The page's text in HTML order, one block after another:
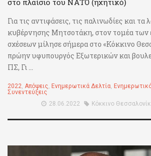
Για τις αντιφάσεις, τις παλινωδίες και τα
κυβέρνησης Μητσοτάκη, στον τομέα των
σχέσεων μίλησε σήμερα στο «Κόκκινο
πρώην υφυπουργός Εξωτερικών και
ΠΣ, Γι ...
2022 Απόψεις Ενημερωτικά Δελτία
Συνεντεύξεις
28.06.2022
Κόκκινο